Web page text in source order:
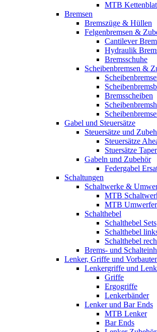
MTB
Bremsen
Bremszüge & Hüllen
Felgenbremsen &
Cantilever
Hydraulik
Bremsschuhe
Scheibenbremsen &
Bremsscheiben
Gabel und Steuersätze
Steuersätze und
Steuersätze
Stuersätze
Gabeln und Zubehör
Federgabel
Schaltungen
Schaltwerke &
MTB
MTB Umwerfer
Schalthebel
Schalthebel Sets
Schalthebel
Schalthebel
Brems- und
Lenker, Griffe und
Lenkergriffe und
Griffe
Ergogriffe
Lenkerbänder
Lenker und Bar Ends
MTB Lenker
Bar Ends